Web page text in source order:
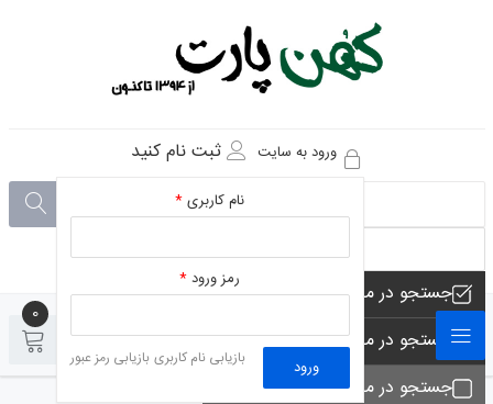
ورود به سایت
نام کاربری*
رمز ورود*
ورود بازیابی نام کاربری بازیابی رمز عبور
ثبت نام کنید
جستجو در مجموعه های فروشگاه
جستجو در محصولات فروشگاه
جستجو در مجموعه ها
0